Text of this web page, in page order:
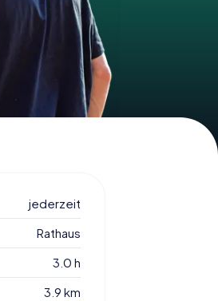
jederzeit
Rathaus
3.0 h
3.9 km